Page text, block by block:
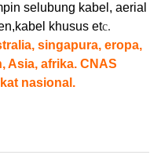
selubung kabel, aerial
kabel khusus etc.
singapura, eropa,
Asia, afrika. CNAS
nasional.